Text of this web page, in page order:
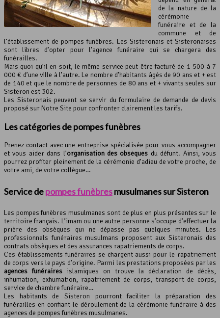
de la nature de la
cérémonie
funéraire et de la
commune et de
l’établissement de pompes funèbres. Les Sisteronais et Sisteronaises
sont libres d’opter pour l’agence funéraire qui se chargera des
funérailles.
Mais quoi qu’il en soit, le même service peut être facturé de 1 500 à 7
000 € d’une ville à l’autre. Le nombre d’habitants âgés de 90 ans et + est
de 140 et que le nombre de personnes de 80 ans et + vivants seules sur
Sisteron est 302.
Les Sisteronais peuvent se servir du formulaire de demande de devis
proposé sur Notre Site pour confronter clairement les tarifs.
Les catégories depompes funèbres
Prenez contact avec une entreprise spécialisée pour vous accompagner
et vous aider dans l’organisation des obsèques du défunt. Ainsi, vous
pourrez profiter pleinement de la cérémonie d’adieu de votre proche, de
votre ami, de votre collègue…
Service depompes funèbresmusulmanes sur Sisteron
Les pompes funèbres musulmanes sont de plus en plus présentes sur le
territoire français. L’imam ou une autre personne s’occupe d’effectuer la
prière des obsèques qui ne dépasse pas quelques minutes. Les
professionnels funéraires musulmans proposent aux Sisteronais des
contrats obsèques et des assurances rapatriements de corps.
Ces établissements funéraires se chargent aussi pour le rapatriement
de corps vers le pays d’origine. Parmi les prestations proposées par les
agences funéraires islamiques on trouve la déclaration de décès,
inhumation, exhumation, rapatriement de corps, transport de corps,
service de chambre funéraire…
Les habitants de Sisteron pourront faciliter la préparation des
funérailles en confiant le déroulement de la cérémonie funéraire à des
agences de pompes funèbres musulmanes.